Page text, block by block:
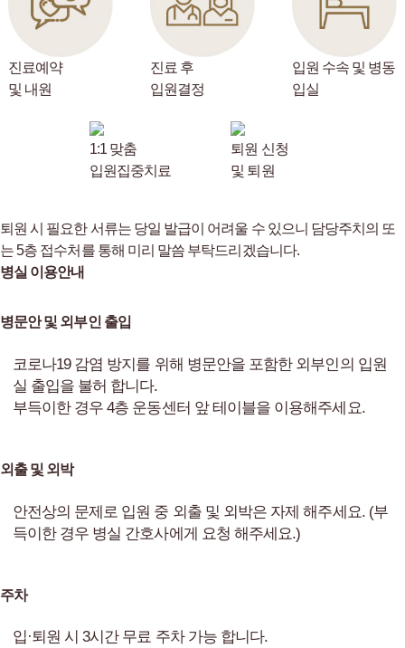
진료예약
및 내원
진료 후
입원결정
입원 수속 및 병동
입실
1:1 맞춤
입원집중치료
퇴원 신청
및 퇴원
퇴원 시 필요한 서류는 당일 발급이 어려울 수 있으니 담당주치의 또
는 5층 접수처를 통해 미리 말씀 부탁드리겠습니다.
병실 이용안내
병문안 및 외부인 출입
코로나19 감염 방지를 위해 병문안을 포함한 외부인의 입원
실 출입을 불허 합니다.
부득이한 경우 4층 운동센터 앞 테이블을 이용해주세요.
외출 및 외박
안전상의 문제로 입원 중 외출 및 외박은 자제 해주세요. (부
득이한 경우 병실 간호사에게 요청 해주세요.)
주차
입·퇴원 시 3시간 무료 주차 가능 합니다.